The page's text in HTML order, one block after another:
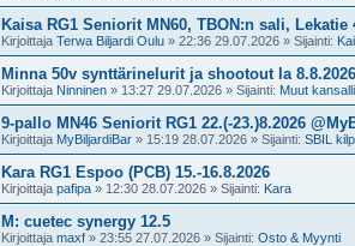
Kaisa RG1 Seniorit MN60, TBON:n sali, Lekatie
Kirjoittaja Terwa Biljardi Oulu » 22:36 29.07.2026 » Sijainti:
Minna 50v synttärinelurit ja shootout la
Kirjoittaja Ninninen » 13:27 29.07.2026 » Sijainti: Muut
9-pallo MN46 Seniorit RG1 22.(-23.)8.2026
Kirjoittaja MyBiljardiBar » 15:19 28.07.2026 » Sijainti: SBIL
Kara RG1 Espoo (PCB) 15.-16.8.2026
Kirjoittaja pafipa » 12:30 28.07.2026 » Sijainti: Kara
M: cuetec synergy 12.5
Kirjoittaja maxf » 23:55 27.07.2026 » Sijainti: Osto & Myynti